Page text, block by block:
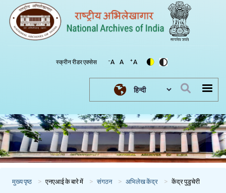
स्क्रीन रीडर एक्सेस -A A +A
Select your language
मुख्य पृष्ठ एनएआई के बारे में संगठन अभिलेख केंद्र
केंद्र पुडुचेरी